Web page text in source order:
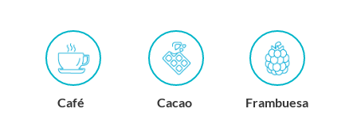
Café Cacao Frambuesa